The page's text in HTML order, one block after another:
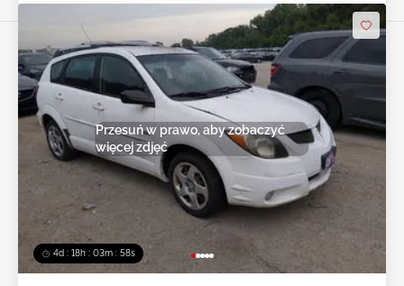
4d : 18h : 03m : 55s
Przesuń w prawo, aby zobaczyć
więcej zdjęć